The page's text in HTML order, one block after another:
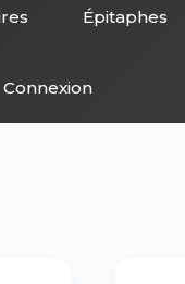
Épitaphes
Connexion